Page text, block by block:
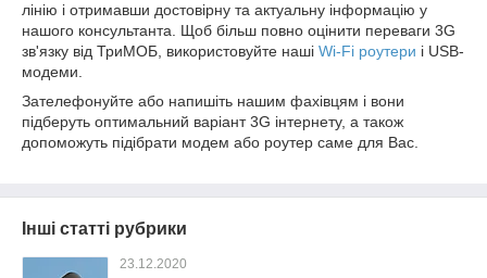
лінію і отримавши достовірну та актуальну інформацію у
нашого консультанта. Щоб більш повно оцінити переваги 3G
зв'язку від ТриМОБ, використовуйте наші Wi-Fi роутери і USB-
модеми.
Зателефонуйте або напишіть нашим фахівцям і вони
підберуть оптимальний варіант 3G інтернету, а також
допоможуть підібрати модем або роутер саме для Вас.
Інші статті рубрики
23.12.2020